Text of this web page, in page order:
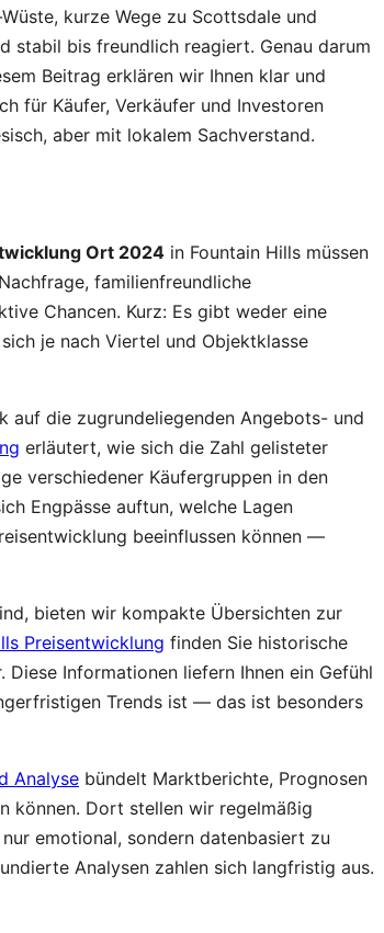
kurze Wege zu Scottsdale und
stabil bis freundlich reagiert. Genau darum
Beitrag erklären wir Ihnen klar und
für Käufer, Verkäufer und Investoren
aber mit lokalem Sachverstand.
Ort 2024 in Fountain Hills müssen
familienfreundliche
Chancen. Kurz: Es gibt weder eine
je nach Viertel und Objektklasse
auf die zugrundeliegenden Angebots- und
erläutert, wie sich die Zahl gelisteter
verschiedener Käufergruppen in den
Engpässe auftun, welche Lagen
beeinflussen können —
bieten wir kompakte Übersichten zur
Preisentwicklung finden Sie historische
Informationen liefern Ihnen ein Gefühl
Trends ist — das ist besonders
Analyse bündelt Marktberichte, Prognosen
können. Dort stellen wir regelmäßig
emotional, sondern datenbasiert zu
Analysen zahlen sich langfristig aus.